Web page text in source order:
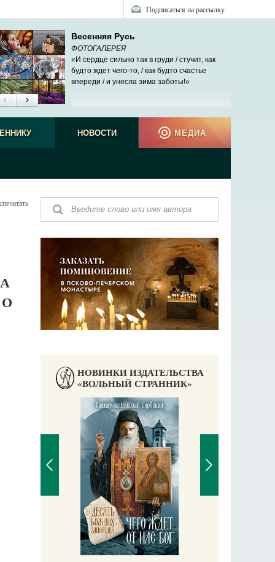
Подписаться на рассылку
Весенняя Русь
ФОТОГАЛЕРЕЯ
«И сердце сильно так в груди / стучит, как
будто ждет чего-то, / как будто счастье
впереди / и унесла зима заботы!»
НОВОСТИ МЕДИА
НОВИНКИ ИЗДАТЕЛЬСТВА
«ВОЛЬНЫЙ СТРАННИК»
Православный мальчик
Екатерина Баканова